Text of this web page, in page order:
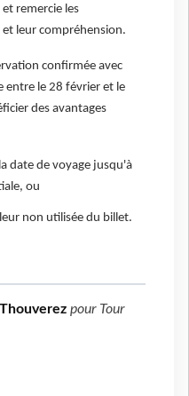
remercie les
et leur compréhension.
confirmée avec
entre le 28 février et le
des avantages
date de voyage jusqu'à
ou
non utilisée du billet.
pour Tour